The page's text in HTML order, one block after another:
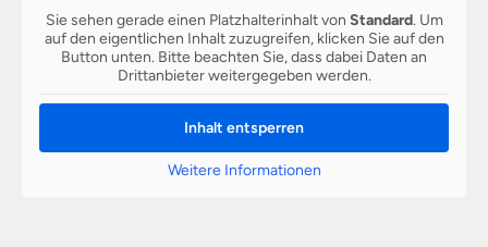
Sie sehen gerade einen Platzhalterinhalt von Standard. Um
auf den eigentlichen Inhalt zuzugreifen, klicken Sie auf den
Button unten. Bitte beachten Sie, dass dabei Daten an
Drittanbieter weitergegeben werden.
Inhalt entsperren
Weitere Informationen